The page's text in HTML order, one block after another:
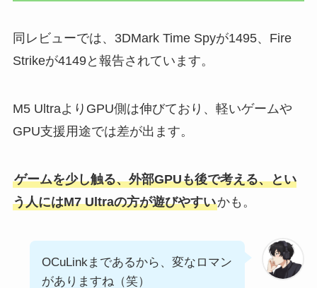
同レビューでは、3DMark Time Spyが1495、Fire
Strikeが4149と報告されています。
M5 UltraよりGPU側は伸びており、軽いゲームや
GPU支援用途では差が出ます。
ゲームを少し触る、外部GPUも後で考える、とい
う人にはM7 Ultraの方が遊びやすいかも。
OCuLinkまであるから、変なロマン
がありますね（笑）